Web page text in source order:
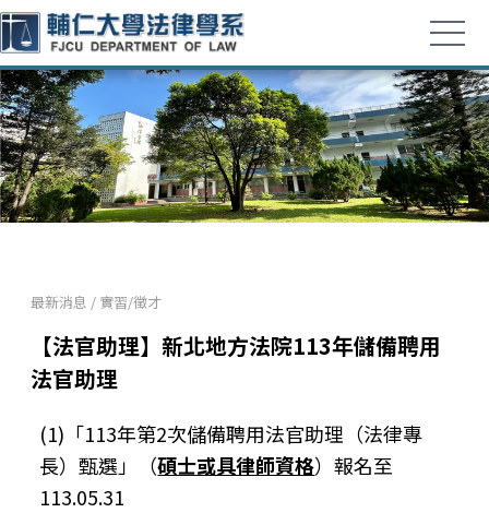
最新消息 / 實習/徵才
【法官助理】新北地方法院113年儲備聘用
法官助理
(1)「113年第2次儲備聘用法官助理（法律專
長）甄選」（碩士或具律師資格）報名至
113.05.31